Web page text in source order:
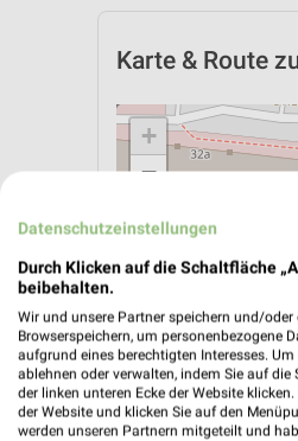
Karte & Route
+
−
Datenschutzeinstellungen
Durch Klicken auf die Schaltfläche
beibehalten.
Wir und unsere Partner speichern und/
Browserspeichern, um personenbezogene
aufgrund eines berechtigten Interesses.
ablehnen oder verwalten, indem Sie auf
der linken unteren Ecke der Website
der Website und klicken Sie auf den
werden unseren Partnern mitgeteilt und